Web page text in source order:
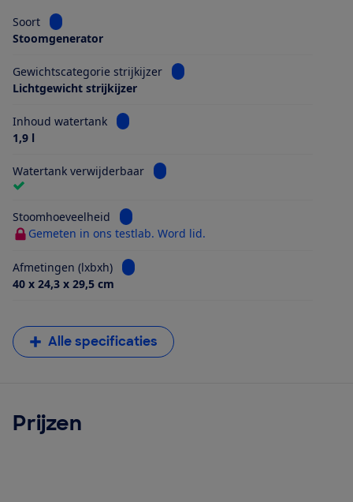
Soort
Bekijk informatie voor Soort
Stoomgenerator
Gewichtscategorie strijkijzer
Bekijk informatie voor
Lichtgewicht strijkijzer
Inhoud watertank
Bekijk informatie voor Inhoud watertank
1,9 l
Watertank verwijderbaar Bekijk informatie voor Watertank
Stoomhoeveelheid
Bekijk informatie voor Stoomhoeveelheid
Gemeten in ons testlab. Word lid.
Afmetingen (lxbxh)
Bekijk informatie voor Afmetingen (lxbxh)
40 x 24,3 x 29,5 cm
Alle specificaties
Prijzen